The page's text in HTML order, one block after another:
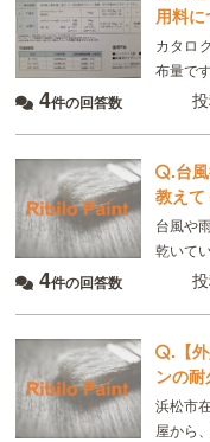
用料に
カタロ
布量で
4件の回答数
.台
教えて
台風や
乾いて
4件の回答数
. 【
ンの
浜松市
屋から